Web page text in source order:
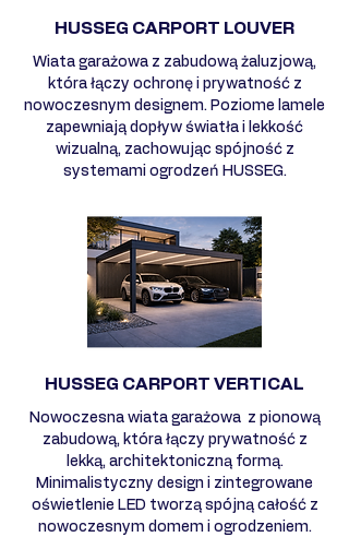
HUSSEG CARPORT LOUVER
Wiata garażowa z zabudową żaluzjową,
która łączy ochronę i prywatność z
nowoczesnym designem. Poziome lamele
zapewniają dopływ światła i lekkość
wizualną, zachowując spójność z
systemami ogrodzeń HUSSEG.
HUSSEG CARPORT VERTICAL
Nowoczesna wiata garażowa z pionową
zabudową, która łączy prywatność z
lekką, architektoniczną formą.
Minimalistyczny design i zintegrowane
oświetlenie LED tworzą spójną całość z
nowoczesnym domem i ogrodzeniem.